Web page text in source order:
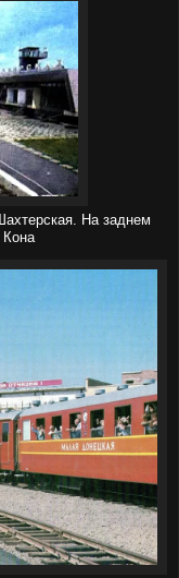
На заднем